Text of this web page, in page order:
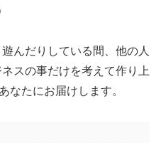
んだりしている間、他の人
スの事だけを考えて作り上
なたにお届けします。